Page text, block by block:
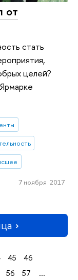
от
стать
целей?
7 ноября 2017
45
46
56 57
...